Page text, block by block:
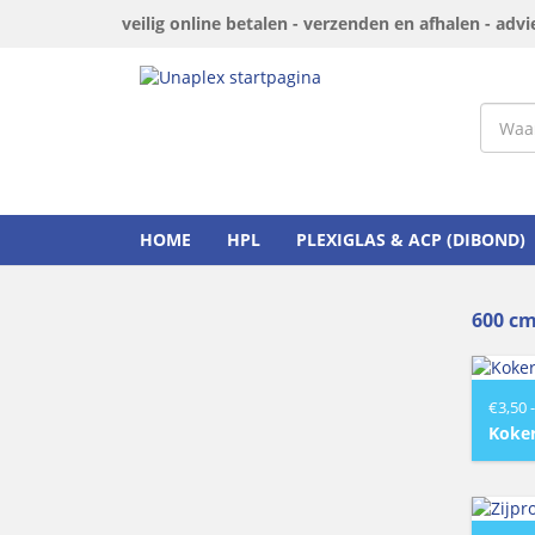
veilig online betalen - verzenden en afhalen -
HOME HPL PLEXIGLAS & ACP (DIBOND)
600 cm
€3,50-